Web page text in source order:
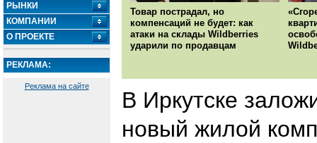
РЫНКИ
КОМПАНИИ
О ПРОЕКТЕ
РЕКЛАМА:
Реклама на сайте
Товар пострадал, но
компенсаций не будет: как
атаки на склады Wildberries
ударили по продавцам
В Иркутске
новый жилой